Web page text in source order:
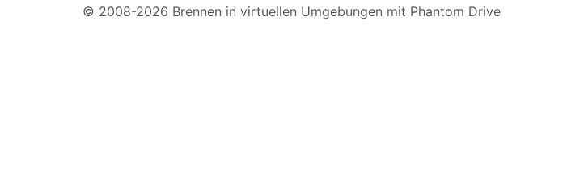
© 2008-2026 Brennen in virtuellen Umgebungen mit Phantom Drive